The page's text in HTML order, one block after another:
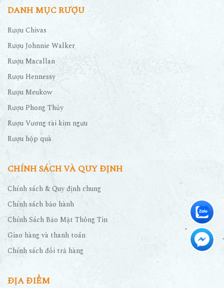
DANH MỤC RƯỢU
Rượu Chivas
Rượu Johnnie Walker
Rượu Macallan
Rượu Hennessy
Rượu Meukow
Rượu Phong Thủy
Rượu Vương tài kim ngưu
Rượu hộp quà
CHÍNH SÁCH VÀ QUY ĐỊNH
Chính sách & Quy định chung
Chính sách bảo hành
Chính Sách Bảo Mật Thông Tin
Giao hàng và thanh toán
Chính sách đổi trả hàng
ĐỊA ĐIỂM